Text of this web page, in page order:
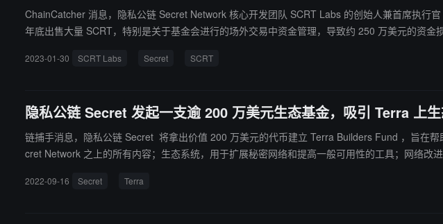
ChainCatcher 消息，隐私公链 Secret Network 核心开发团队 SCRT Labs 的创始人兼首席执行
年底出售大量 SCRT，特别是关于基金会进行的场外交易中资金管理，导致约 250 万美元的资金损失。该事件在
持透明和经过审计的活动。（来源链接）
2023-01-30 SCRT Labs Secret SCRT
隐私公链 Secret 发起一支逾 200 万美元生态基金，吸引 Terra 上
链捕手消息，隐私公链 Secret 将拿出价值 200 万美元的代币建立 Terra Builders Fund ，旨在
cret Network 之上的所有内容；生态系统，用于扩展秘密网络和提高一般可用性的工具；网络改
2022-09-16 Secret Terra